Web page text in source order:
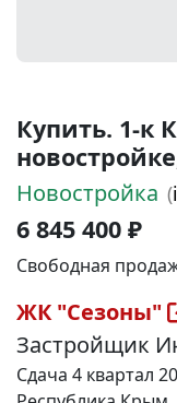
Купить. 1-к
Новостройка (
6 845 400 ₽
Свободная
ЖК "Сезоны"
Застройщик
Сдача 4 квартал